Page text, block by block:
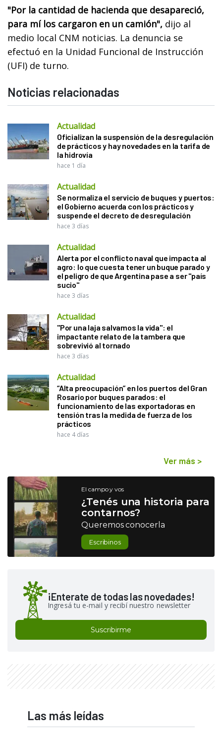
"Por la cantidad de hacienda que desapareció,
para mí los cargaron en un camión", dijo al
medio local CNM noticias. La denuncia se
efectuó en la Unidad Funcional de Instrucción
(UFI) de turno.
Noticias relacionadas
Actualidad
Oficializan la suspensión de la desregulación
de prácticos y hay novedades en la tarifa de
la hidrovía
hace 1 día
Actualidad
Se normaliza el servicio de buques y puertos:
el Gobierno acuerda con los prácticos y
suspende el decreto de desregulación
hace 3 días
Actualidad
Alerta por el conflicto naval que impacta al
agro: lo que cuesta tener un buque parado y
el peligro de que Argentina pase a ser "país
sucio"
hace 3 días
Actualidad
"Por una laja salvamos la vida": el
impactante relato de la tambera que
sobrevivió al tornado
hace 3 días
Actualidad
“Alta preocupación” en los puertos del Gran
Rosario por buques parados: el
funcionamiento de las exportadoras en
tensión tras la medida de fuerza de los
prácticos
hace 4 días
Ver más >
El campo y vos
¿Tenés una historia para
contarnos?
Queremos conocerla
Escribinos
¡Enterate de todas las novedades!
Ingresá tu e-mail y recibí nuestro newsletter
Suscribirme
Las más leídas